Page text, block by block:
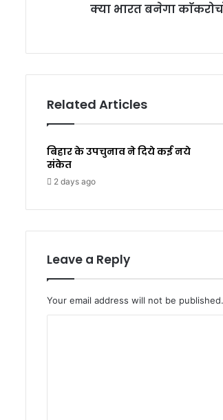
क्या भारत बनेगा
Related Articles
बिहार के उपचुनाव ने दिये कई नये
संकेत
2 days ago
Leave a Reply
Your email address will not be published.